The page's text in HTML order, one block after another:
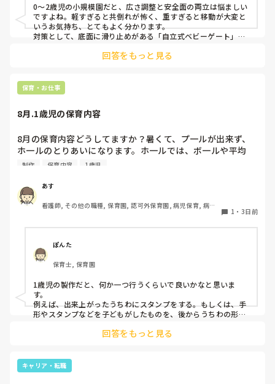
0〜2歳児の小規模園だと、広さ調整と安全面の両立は悩ましい
ですよね。軽すぎると共倒れが怖く、重すぎると移動が大変と
いうお気持ち、とてもよく分かります。
対策として、底面に滑り止めがある「自立式ベビーゲート」な
た、ストッパー付きキャスターをつけたロー棚を仕切りにすれ
り、脚元に水入りペットボトルなどの重りを付けて補強してみ
てくださいね。安全で使いやすい方法が見つかるよう応援して
回答をもっと見る
保育・お仕事
8月.1歳児の保育内容
8月の保育内容どうしてますか？暑くて、プ一ルが出来ず、
ホ一ルのとりあいになります。ホ一ルでは、ボ一ルや平均
台、風船で遊んでいます。製作で、うちわや望遠鏡や風鈴🎐
クラスです、玩具で遊ばせながら、何人かずつよんで、やっ
ています。何か、いいアイデアや、工夫など、何でもいいの
で、教えて下さい。
制作 保育内容 1歳児
あす
看護師, その他の職種, 保育園, 認可外保育園, 病児保育, 病院
1 ・ 3日前
ぽんた
保育士, 保育園
1歳児の製作だと、何か一つ行うくらいで良いかなと思いま
す。
例えば、出来上がったうちわにスタンプをする。もしくは、手
形やスタンプなどを子どもがしたものを、後からうちわの形に
雨遊び、氷遊び、など間食遊びをたくさん行っています。
回答をもっと見る
キャリア・転職